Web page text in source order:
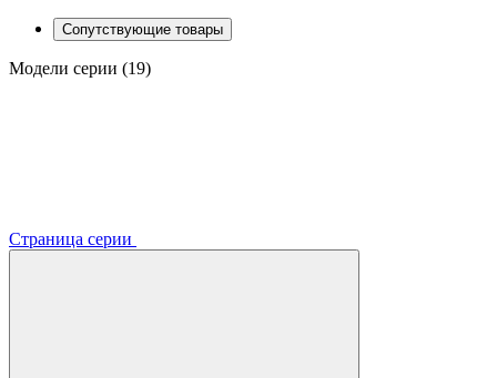
Сопутствующие товары
Модели серии (19)
Страница серии